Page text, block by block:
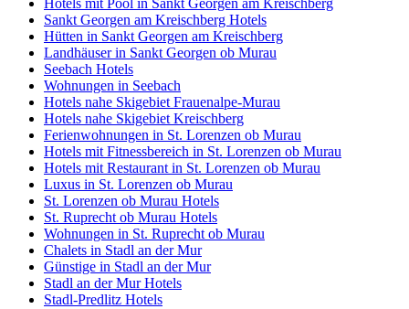
Hotels mit Pool in Sankt Georgen am Kreischberg
Sankt Georgen am Kreischberg Hotels
Hütten in Sankt Georgen am Kreischberg
Landhäuser in Sankt Georgen ob Murau
Seebach Hotels
Wohnungen in Seebach
Hotels nahe Skigebiet Frauenalpe-Murau
Hotels nahe Skigebiet Kreischberg
Ferienwohnungen in St. Lorenzen ob Murau
Hotels mit Fitnessbereich in St. Lorenzen ob Murau
Hotels mit Restaurant in St. Lorenzen ob Murau
Luxus in St. Lorenzen ob Murau
St. Lorenzen ob Murau Hotels
St. Ruprecht ob Murau Hotels
Wohnungen in St. Ruprecht ob Murau
Chalets in Stadl an der Mur
Günstige in Stadl an der Mur
Stadl an der Mur Hotels
Stadl-Predlitz Hotels